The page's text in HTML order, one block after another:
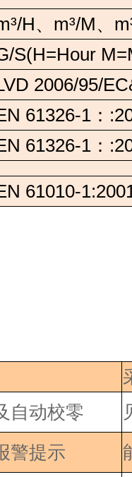
H、m³/M、
S(H=Hour
2006/95/
61326-1：
61326-1：
61010-
自动校零
警提示